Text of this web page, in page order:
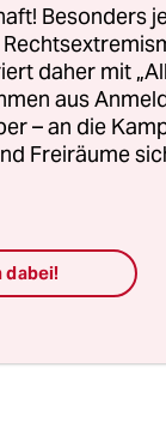
Besonders
daher mit
aus
– an die
Freiräume
dabei!